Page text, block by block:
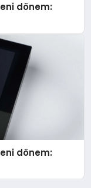
dönem:
dönem: